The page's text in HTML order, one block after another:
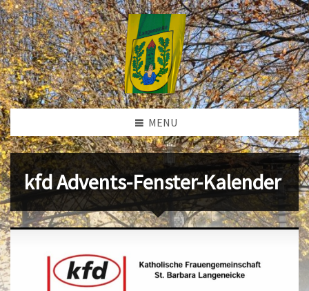
MENU
kfd Advents-Fenster-Kalender